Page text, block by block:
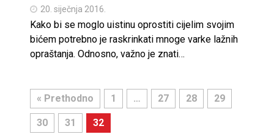
20. siječnja 2016.
Kako bi se moglo uistinu oprostiti cijelim svojim
bićem potrebno je raskrinkati mnoge varke lažnih
opraštanja. Odnosno, važno je znati…
« Prethodno 1 … 27 28 29
30 31 32